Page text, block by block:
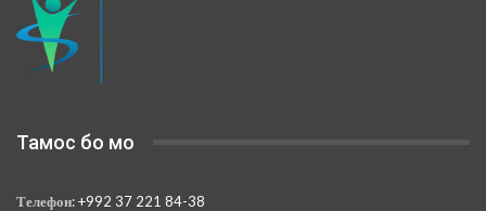
Тамос бо мо
Телефон:+992 37 221 84-38